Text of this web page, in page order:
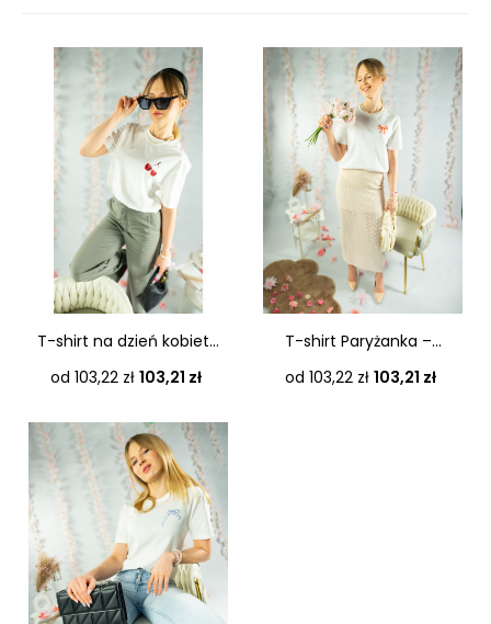
T-shirt na dzień kobiet...
od 103,22 zł Cena
103,21 zł
T-shirt Paryżanka –...
od 103,22 zł Cena
103,21 zł